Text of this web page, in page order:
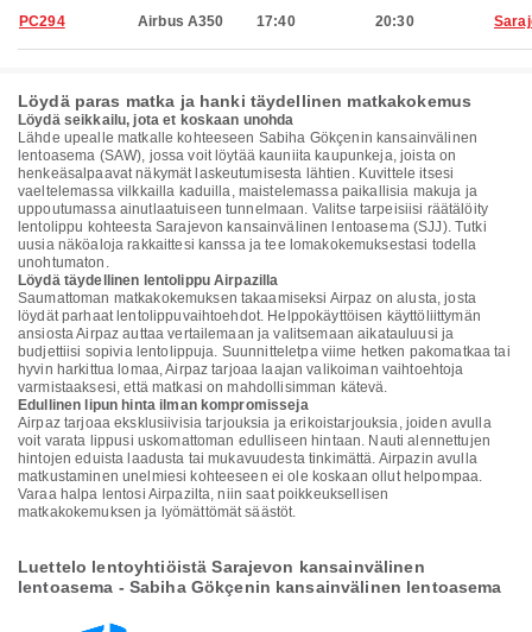
PC294 Airbus A350 17:40 20:30
Löydä paras matka ja hanki täydellinen matkakokemus
Löydä seikkailu, jota et koskaan unohda
Lähde upealle matkalle kohteeseen Sabiha Gökçenin kansainvälinen
lentoasema (SAW), jossa voit löytää kauniita kaupunkeja, joista on
henkeäsalpaavat näkymät laskeutumisesta lähtien. Kuvittele itsesi
vaeltelemassa vilkkailla kaduilla, maistelemassa paikallisia makuja ja
uppoutumassa ainutlaatuiseen tunnelmaan. Valitse tarpeisiisi räätälöity
lentolippu kohteesta Sarajevon kansainvälinen lentoasema (SJJ). Tutki
uusia näköaloja rakkaittesi kanssa ja tee lomakokemuksestasi todella
unohtumaton.
Löydä täydellinen lentolippu Airpazilla
Saumattoman matkakokemuksen takaamiseksi Airpaz on alusta, josta
löydät parhaat lentolippuvaihtoehdot. Helppokäyttöisen käyttöliittymän
ansiosta Airpaz auttaa vertailemaan ja valitsemaan aikatauluusi ja
budjettiisi sopivia lentolippuja. Suunnitteletpa viime hetken pakomatkaa tai
hyvin harkittua lomaa, Airpaz tarjoaa laajan valikoiman vaihtoehtoja
varmistaaksesi, että matkasi on mahdollisimman kätevä.
Edullinen lipun hinta ilman kompromisseja
Airpaz tarjoaa eksklusiivisia tarjouksia ja erikoistarjouksia, joiden avulla
voit varata lippusi uskomattoman edulliseen hintaan. Nauti alennettujen
hintojen eduista laadusta tai mukavuudesta tinkimättä. Airpazin avulla
matkustaminen unelmiesi kohteeseen ei ole koskaan ollut helpompaa.
Varaa halpa lentosi Airpazilta, niin saat poikkeuksellisen
matkakokemuksen ja lyömättömät säästöt.
Luettelo lentoyhtiöistä Sarajevon kansainvälinen
lentoasema - Sabiha Gökçenin kansainvälinen lentoasema